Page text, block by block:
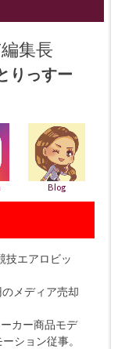
集長
りっすー
Blog
技エアロビッ
メディア売却
カー商品モデ
ション従事。